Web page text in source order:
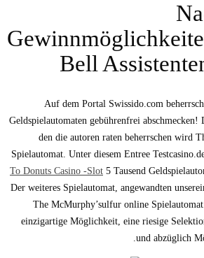
Bell
Auf dem Portal Swissido.com
Geldspielautomaten gebührenfrei abschmecken!
den die autoren raten beherrschen wird
Spielautomat. Unter diesem Entree
To Donuts Casino -Slot 5 Tausend
Der weiteres Spielautomat, angewandten
The McMurphy’sulfur online
einzigartige Möglichkeit, eine riesige
und abzüglich